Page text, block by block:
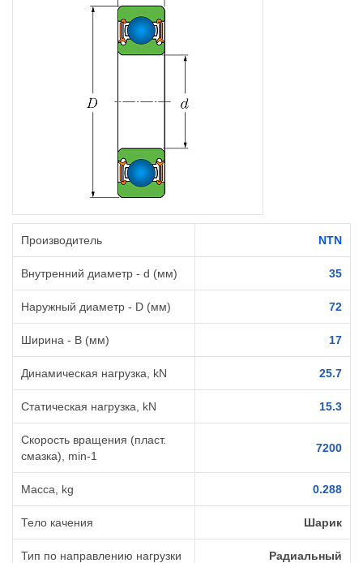
Производитель NTN
Внутренний диаметр - d (мм) 35
Наружный диаметр - D (мм) 72
Ширина - B (мм) 17
Динамическая нагрузка, kN 25.7
Статическая нагрузка, kN 15.3
Скорость вращения (пласт.
смазка), min-1
7200
Масса, kg 0.288
Тело качения Шарик
Тип по направлению нагрузки Радиальный